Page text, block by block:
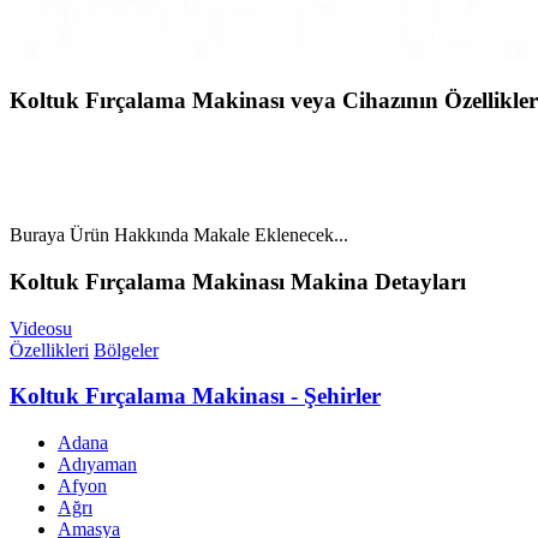
Koltuk Fırçalama Makinası veya Cihazının
Buraya Ürün Hakkında Makale Eklenecek...
Koltuk Fırçalama Makinası Makina Detayları
Videosu
Özellikleri Bölgeler
Koltuk Fırçalama Makinası - Şehirler
Adana
Adıyaman
Afyon
Ağrı
Amasya